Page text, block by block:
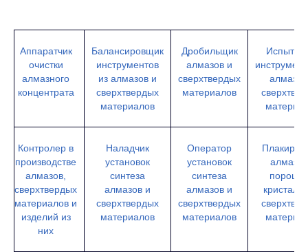
Аппаратчик
очистки
алмазного
концентрата
Балансировщик
инструментов
из алмазов и
сверхтвердых
материалов
Дробильщик
алмазов и
сверхтвердых
материалов
Контролер в
производстве
алмазов,
сверхтвердых
материалов и
изделий из
них
Наладчик
установок
синтеза
алмазов и
сверхтвердых
материалов
Оператор
установок
синтеза
алмазов и
сверхтвердых
материалов